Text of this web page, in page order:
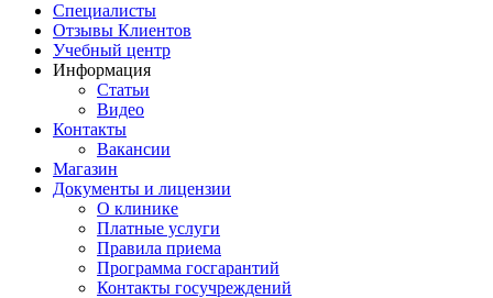
Специалисты
Отзывы Клиентов
Учебный центр
Информация
Статьи
Видео
Контакты
Вакансии
Магазин
Документы и лицензии
О клинике
Платные услуги
Правила приема
Программа госгарантий
Контакты госучреждений